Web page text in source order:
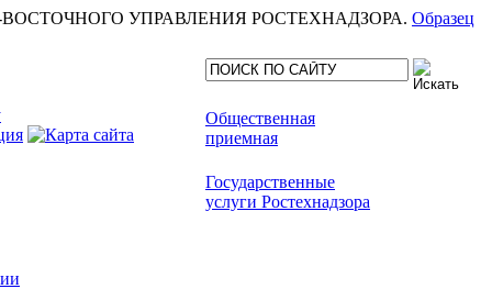
СЕВЕРО-ВОСТОЧНОГО УПРАВЛЕНИЯ РОСТЕХНАДЗОРА. Образец
Общественная
приемная
Государственные
услуги Ростехнадзора